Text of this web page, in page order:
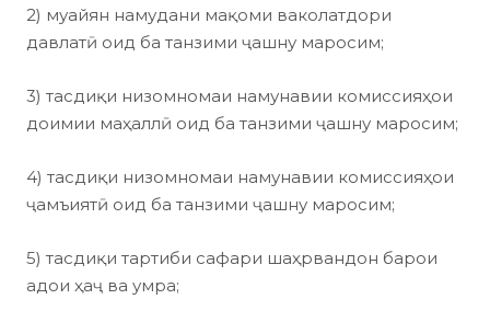
2) муайян намудани мақоми ваколатдори
давлатӣ оид ба танзими ҷашну маросим;
3) тасдиқи низомномаи намунавии комиссияҳои
доимии маҳаллӣ оид ба танзими ҷашну маросим;
4) тасдиқи низомномаи намунавии комиссияҳои
ҷамъиятӣ оид ба танзими ҷашну маросим;
5) тасдиқи тартиби сафари шаҳрвандон барои
адои ҳаҷ ва умра;